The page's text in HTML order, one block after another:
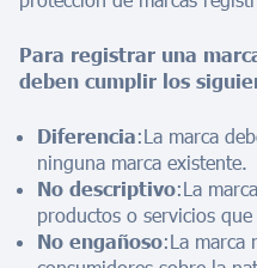
Para registrar una
deben cumplir los
Diferencia:La marca
ninguna marca existente.
No descriptivo:La
productos o servicios
No engañoso:La marca